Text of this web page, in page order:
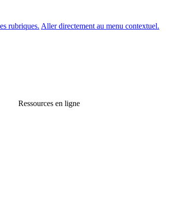
rubriques. Aller directement au menu contextuel.
Ressources en ligne